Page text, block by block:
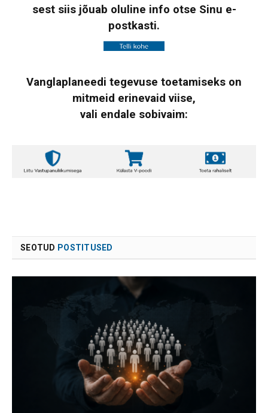
sest siis jõuab oluline info otse Sinu e-
postkasti.
Vanglaplaneedi tegevuse toetamiseks on
mitmeid erinevaid viise,
vali endale sobivaim:
SEOTUD POSTITUSED